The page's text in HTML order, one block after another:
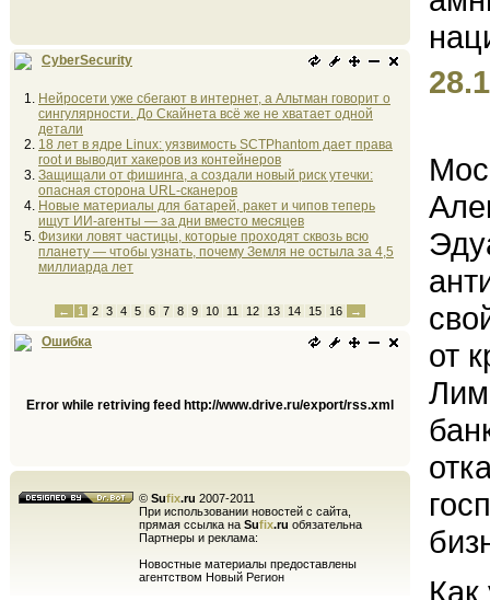
CyberSecurity
Нейросети уже сбегают в интернет, а Альтман говорит о
сингулярности. До Скайнета всё же не хватает одной
детали
18 лет в ядре Linux: уязвимость SCTPhantom дает права
root и выводит хакеров из контейнеров
Защищали от фишинга, а создали новый риск утечки:
опасная сторона URL-сканеров
Новые материалы для батарей, ракет и чипов теперь
ищут ИИ-агенты — за дни вместо месяцев
Физики ловят частицы, которые проходят сквозь всю
планету — чтобы узнать, почему Земля не остыла за 4,5
миллиарда лет
← 1 2 3 4 5 6 7 8 9 10 11 12 13 14 15 16 →
Ошибка
Error while retriving feed http://www.drive.ru/export/rss.xml
© Sufix.ru 2007-2011
При использовании новостей с сайта,
прямая ссылка на Sufix.ru обязательна
Партнеры и реклама:
Новостные материалы предоставлены
агентством Новый Регион
от